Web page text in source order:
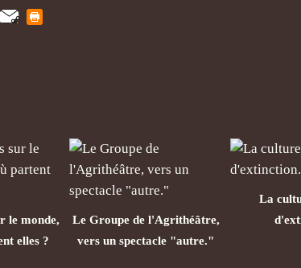
le monde,
elles ?
Le Groupe de l'Agrithéâtre,
vers un spectacle "autre."
La